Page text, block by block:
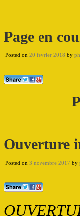
Page en
Posted on 20 février 2018 by
Ouverture
Posted on 3 novembre 2017 by